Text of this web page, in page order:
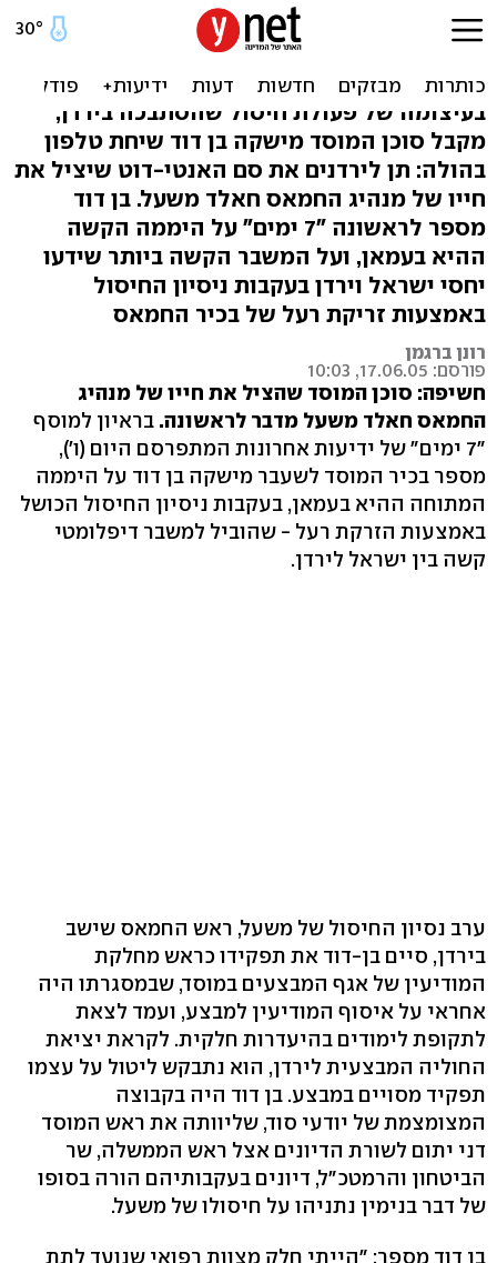
אני האיש שהציל את חאלד
בעיצומה של פעולת חיסול שהסתבכה בירדן,
מקבל סוכן המוסד מישקה בן דוד שיחת טלפון
בהולה: תן לירדנים את סם האנטי-דוט שיציל את
חייו של מנהיג החמאס חאלד משעל. בן דוד
מספר לראשונה "7 ימים" על היממה הקשה
ההיא בעמאן, ועל המשבר הקשה ביותר שידעו
יחסי ישראל וירדן בעקבות ניסיון החיסול
באמצעות זריקת רעל של בכיר החמאס
רונן ברגמן
פורסם: 17.06.05, 10:03
חשיפה: סוכן המוסד שהציל את חייו של מנהיג
החמאס חאלד משעל מדבר לראשונה. בראיון למוסף
"7 ימים" של ידיעות אחרונות המתפרסם היום (ו'),
מספר בכיר המוסד לשעבר מישקה בן דוד על היממה
המתוחה ההיא בעמאן, בעקבות ניסיון החיסול הכושל
באמצעות הזרקת רעל - שהוביל למשבר דיפלומטי
קשה בין ישראל לירדן.
ערב נסיון החיסול של משעל, ראש החמאס שישב
בירדן, סיים בן-דוד את תפקידו כראש מחלקת
המודיעין של אגף המבצעים במוסד, שבמסגרתו היה
אחראי על איסוף המודיעין למבצע, ועמד לצאת
לתקופת לימודים בהיעדרות חלקית. לקראת יציאת
החוליה המבצעית לירדן, הוא נתבקש ליטול על עצמו
תפקיד מסויים במבצע. בן דוד היה בקבוצה
המצומצמת של יודעי סוד, שליוותה את ראש המוסד
דני יתום לשורת הדיונים אצל ראש הממשלה, שר
הביטחון והרמטכ"ל, דיונים בעקבותיהם הורה בסופו
של דבר בנימין נתניהו על חיסולו של משעל.
בן דוד מספר: "הייתי חלק מצוות רפואי שנועד לתת